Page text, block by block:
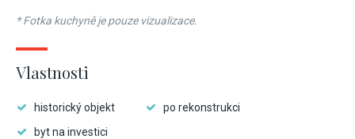
* Fotka kuchyně je pouze vizualizace.
Vlastnosti
historický objekt
po rekonstrukci
byt na investici